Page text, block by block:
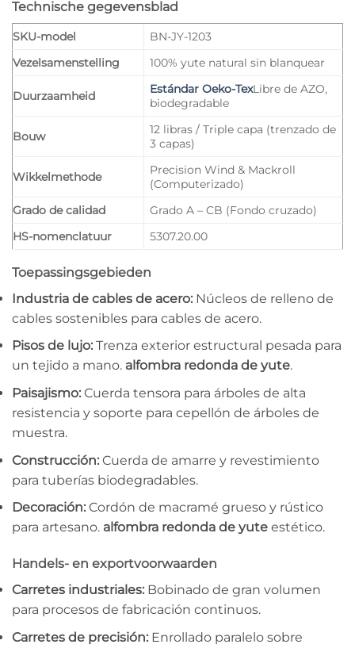
Technische gegevensblad
SKU-model
BN-JY-1203
Vezelsamenstelling
100% yute natural sin blanquear
Duurzaamheid Estándar Oeko-TexLibre de AZO,
biodegradable
Bouw
12 libras / Triple capa (trenzado de
3 capas)
Wikkelmethode
Precision Wind & Mackroll
(Computerizado)
Grado de calidad
Grado A – CB (Fondo cruzado)
HS-nomenclatuur
5307.20.00
Toepassingsgebieden
Industria de cables de acero: Núcleos de relleno de
cables sostenibles para cables de acero.
Pisos de lujo: Trenza exterior estructural pesada para
un tejido a mano. alfombra redonda de yute.
Paisajismo: Cuerda tensora para árboles de alta
resistencia y soporte para cepellón de árboles de
muestra.
Construcción: Cuerda de amarre y revestimiento
para tuberías biodegradables.
Decoración: Cordón de macramé grueso y rústico
para artesano. alfombra redonda de yute estético.
Handels- en exportvoorwaarden
Carretes industriales: Bobinado de gran volumen
para procesos de fabricación continuos.
Carretes de precisión: Enrollado paralelo sobre